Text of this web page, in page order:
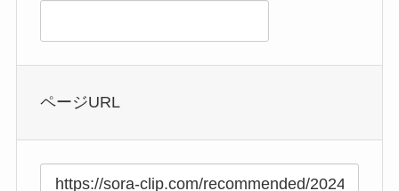
ページURL